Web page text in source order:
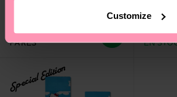
Customize
REGALO DE 4
PARES
EN
Special Edition